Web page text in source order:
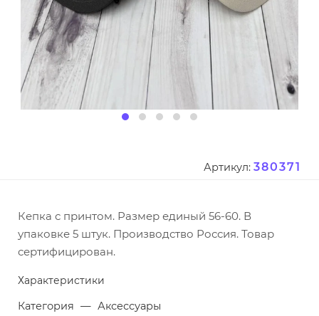
Артикул: 380371
Кепка с принтом. Размер единый 56-60. В
упаковке 5 штук. Производство Россия. Товар
сертифицирован.
Характеристики
Категория — Аксессуары